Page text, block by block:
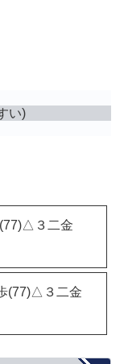
い)
３二金
(77)△３二金